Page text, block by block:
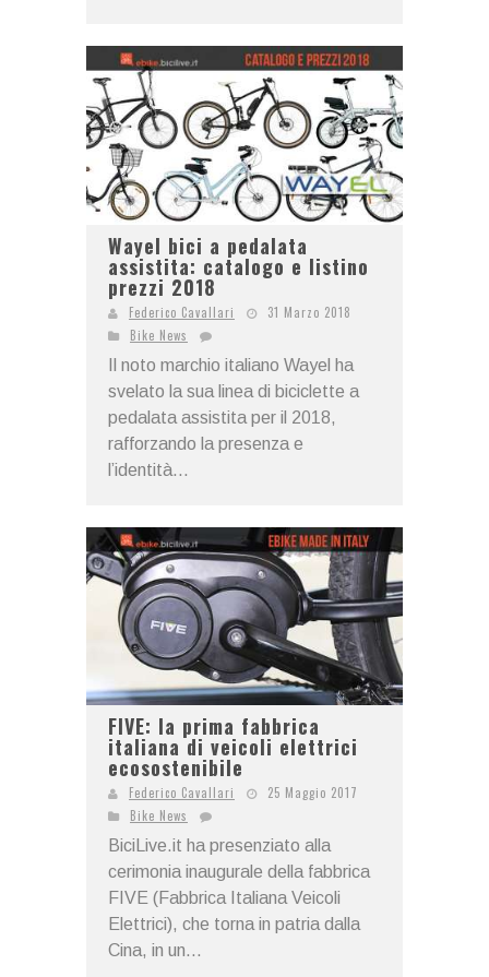
Wayel bici a pedalata
assistita: catalogo e listino
prezzi 2018
Federico Cavallari
31 Marzo 2018
Bike News
Il noto marchio italiano Wayel ha
svelato la sua linea di biciclette a
pedalata assistita per il 2018,
rafforzando la presenza e
l’identità...
FIVE: la prima fabbrica
italiana di veicoli elettrici
ecosostenibile
Federico Cavallari
25 Maggio 2017
Bike News
BiciLive.it ha presenziato alla
cerimonia inaugurale della fabbrica
FIVE (Fabbrica Italiana Veicoli
Elettrici), che torna in patria dalla
Cina, in un...